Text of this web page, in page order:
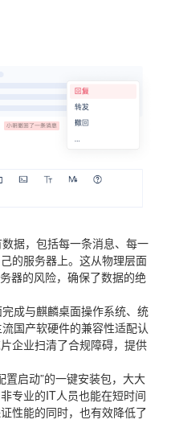
据，包括每一条消息、每一
的服务器上。这从物理层面
器的风险，确保了数据的绝
成与麒麟桌面操作系统、统
国产软硬件的兼容性适配认
企业扫清了合规障碍，提供
置启动”的一键安装包，大大
专业的IT人员也能在短时间
性能的同时，也有效降低了